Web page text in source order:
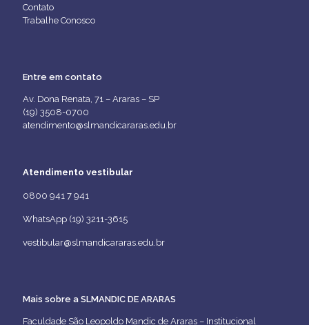
Contato
Trabalhe Conosco
Entre em contato
Av. Dona Renata, 71 – Araras – SP
(19) 3508-0700
atendimento@slmandicararas.edu.br
Atendimento vestibular
0800 941 7 941
WhatsApp (19) 3211-3615
vestibular@slmandicararas.edu.br
Mais sobre a SLMANDIC DE ARARAS
Faculdade São Leopoldo Mandic de Araras – Institucional